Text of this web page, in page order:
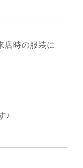
店時の服装に
♪